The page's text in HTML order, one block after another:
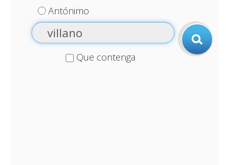
Antónimo
Que contenga